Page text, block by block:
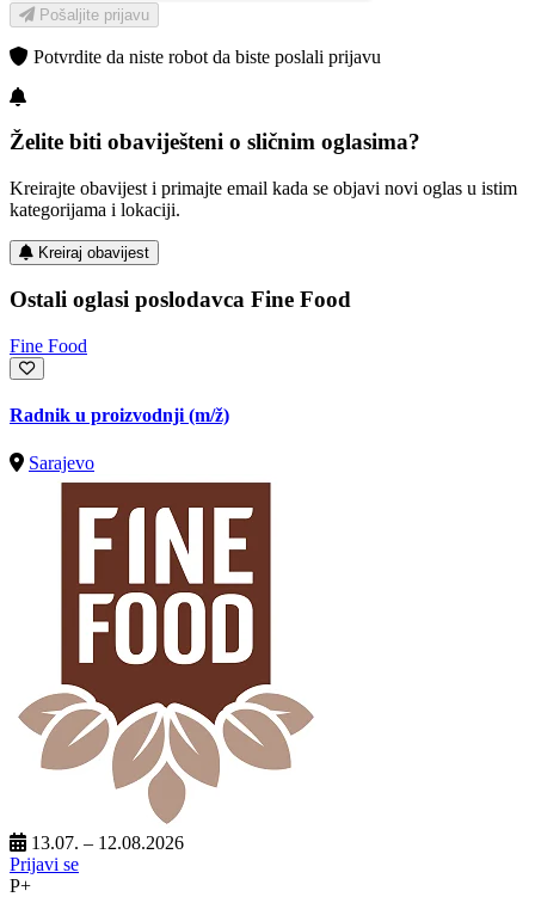
Pošaljite prijavu
Potvrdite da niste robot da biste poslali prijavu
Želite biti obaviješteni o sličnim oglasima?
Kreirajte obavijest i primajte email kada se objavi novi oglas u istim
kategorijama i lokaciji.
Kreiraj obavijest
Ostali oglasi poslodavca Fine Food
Fine Food
Radnik u proizvodnji(m/ž)
Sarajevo
13.07. – 12.08.2026
Prijavi se
P+